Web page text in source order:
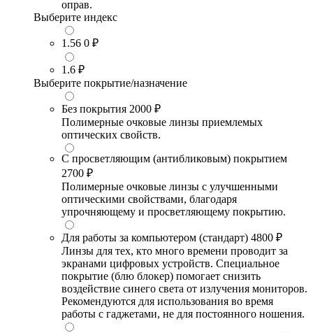
оправ.
Выберите индекс
1.56 0 ₽
1.6 ₽
Выберите покрытие/назначение
Без покрытия 2000 ₽
Полимерные очковые линзы приемлемых
оптических свойств.
С просветляющим (антибликовым) покрытием
2700 ₽
Полимерные очковые линзы с улучшенными
оптическими свойствами, благодаря
упрочняющему и просветляющему покрытию.
Для работы за компьютером (стандарт) 4800 ₽
Линзы для тех, кто много времени проводит за
экранами цифровых устройств. Специальное
покрытие (блю блокер) помогает снизить
воздействие синего света от излучения мониторов.
Рекомендуются для использования во время
работы с гаджетами, не для постоянного ношения.